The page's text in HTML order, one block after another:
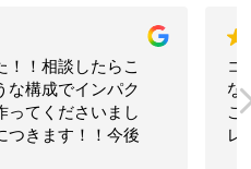
から、ずっとお世話に
ージやチラシ、リーフ
いただきました。